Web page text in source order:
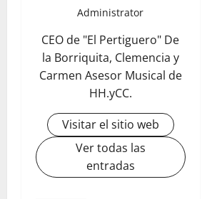
Administrator
CEO de "El Pertiguero" De
la Borriquita, Clemencia y
Carmen Asesor Musical de
HH.yCC.
Visitar el sitio web
Ver todas las
entradas